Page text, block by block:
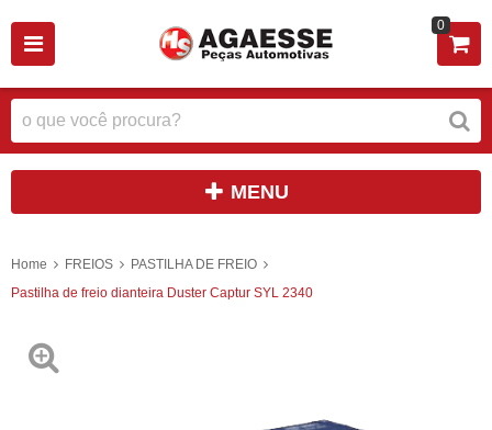
0
MENU
Home FREIOS
PASTILHA DE FREIO
Pastilha de freio dianteira Duster Captur SYL 2340